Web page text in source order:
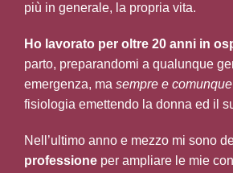
più in generale, la propria vita.
Ho lavorato per oltre 20 anni in
parto, preparandomi a qualunque
emergenza, ma sempre e comunque
fisiologia emettendo la donna ed il
Nell’ultimo anno e mezzo mi sono
professione per ampliare le mie